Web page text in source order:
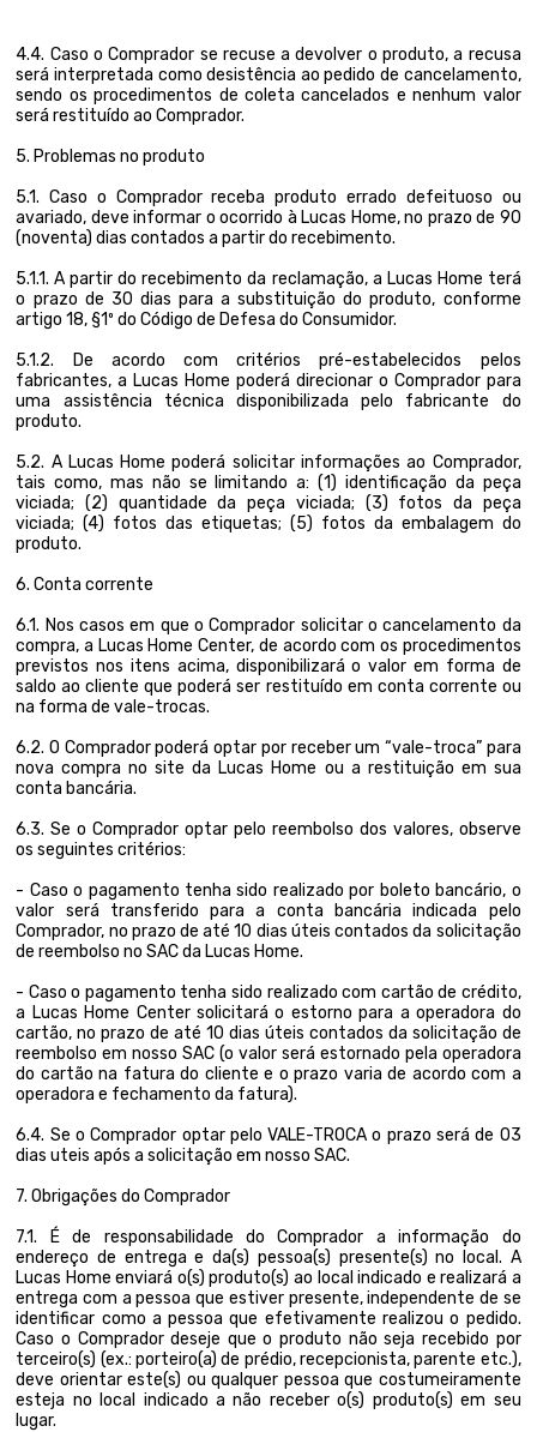
4.4. Caso o Comprador se recuse a devolver o produto, a recusa
será interpretada como desistência ao pedido de cancelamento,
sendo os procedimentos de coleta cancelados e nenhum valor
será restituído ao Comprador.
5. Problemas no produto
5.1. Caso o Comprador receba produto errado defeituoso ou
avariado, deve informar o ocorrido à Lucas Home, no prazo de 90
(noventa) dias contados a partir do recebimento.
5.1.1. A partir do recebimento da reclamação, a Lucas Home terá
o prazo de 30 dias para a substituição do produto, conforme
artigo 18, §1º do Código de Defesa do Consumidor.
5.1.2. De acordo com critérios pré-estabelecidos pelos
fabricantes, a Lucas Home poderá direcionar o Comprador para
uma assistência técnica disponibilizada pelo fabricante do
produto.
5.2. A Lucas Home poderá solicitar informações ao Comprador,
tais como, mas não se limitando a: (1) identificação da peça
viciada; (2) quantidade da peça viciada; (3) fotos da peça
viciada; (4) fotos das etiquetas; (5) fotos da embalagem do
produto.
6. Conta corrente
6.1. Nos casos em que o Comprador solicitar o cancelamento da
compra, a Lucas Home Center, de acordo com os procedimentos
previstos nos itens acima, disponibilizará o valor em forma de
saldo ao cliente que poderá ser restituído em conta corrente ou
na forma de vale-trocas.
6.2. O Comprador poderá optar por receber um “vale-troca” para
nova compra no site da Lucas Home ou a restituição em sua
conta bancária.
6.3. Se o Comprador optar pelo reembolso dos valores, observe
os seguintes critérios:
- Caso o pagamento tenha sido realizado por boleto bancário, o
valor será transferido para a conta bancária indicada pelo
Comprador, no prazo de até 10 dias úteis contados da solicitação
de reembolso no SAC da Lucas Home.
- Caso o pagamento tenha sido realizado com cartão de crédito,
a Lucas Home Center solicitará o estorno para a operadora do
cartão, no prazo de até 10 dias úteis contados da solicitação de
reembolso em nosso SAC (o valor será estornado pela operadora
do cartão na fatura do cliente e o prazo varia de acordo com a
operadora e fechamento da fatura).
6.4. Se o Comprador optar pelo VALE-TROCA o prazo será de 03
dias uteis após a solicitação em nosso SAC.
7. Obrigações do Comprador
7.1. É de responsabilidade do Comprador a informação do
endereço de entrega e da(s) pessoa(s) presente(s) no local. A
Lucas Home enviará o(s) produto(s) ao local indicado e realizará a
entrega com a pessoa que estiver presente, independente de se
identificar como a pessoa que efetivamente realizou o pedido.
Caso o Comprador deseje que o produto não seja recebido por
terceiro(s) (ex.: porteiro(a) de prédio, recepcionista, parente etc.),
deve orientar este(s) ou qualquer pessoa que costumeiramente
esteja no local indicado a não receber o(s) produto(s) em seu
lugar.